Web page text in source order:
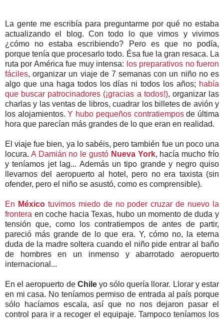
La gente me escribía para preguntarme por qué no estaba
actualizando el blog. Con todo lo que vimos y vivimos
¿cómo no estaba escribiendo? Pero es que no podía,
porque tenía que procesarlo todo. Ésa fue la gran resaca. La
ruta por América fue muy intensa: los preparativos no fueron
fáciles, organizar un viaje de 7 semanas con un niño no es
algo que una haga todos los días ni todos los años; había
que buscar patrocinadores (¡gracias a todos!), organizar las
charlas y las ventas de libros, cuadrar los billetes de avión y
los alojamientos.Y hubo pequeños contratiemposde última
hora que parecían más grandes de lo que eran en realidad.
El viaje fue bien, ya lo sabéis, pero también fue un poco una
locura. A Damián no le gustó Nueva York, hacía mucho frío
y teníamos jet lag... Además un tipo grande y negro quiso
llevarnos del aeropuerto al hotel, pero no era taxista (sin
ofender, pero el niño se asustó, como es comprensible).
En Méxicotuvimos miedo de no poder cruzar de nuevo la
frontera en coche hacia Texas, hubo un momento de duda y
tensión que, como los contratiempos de antes de partir,
pareció más grande de lo que era. Y, cómo no, la eterna
duda de la madre soltera cuando el niño pide entrar al baño
de hombres en un inmenso y abarrotado aeropuerto
internacional...
En el aeropuerto de Chileyo sólo quería llorar. Llorar y estar
en mi casa. No teníamos permiso de entrada al país porque
sólo hacíamos escala, así que no nos dejaron pasar el
control para ir a recoger el equipaje. Tampoco teníamos los